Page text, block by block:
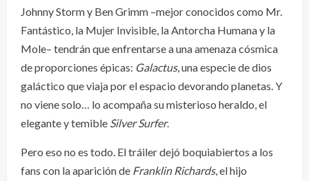
Johnny Storm y Ben Grimm –mejor conocidos como Mr.
Fantástico, la Mujer Invisible, la Antorcha Humana y la
Mole– tendrán que enfrentarse a una amenaza cósmica
de proporciones épicas: Galactus, una especie de dios
galáctico que viaja por el espacio devorando planetas. Y
no viene solo… lo acompaña su misterioso heraldo, el
elegante y temible Silver Surfer.
Pero eso no es todo. El tráiler dejó boquiabiertos a los
fans con la aparición de Franklin Richards, el hijo